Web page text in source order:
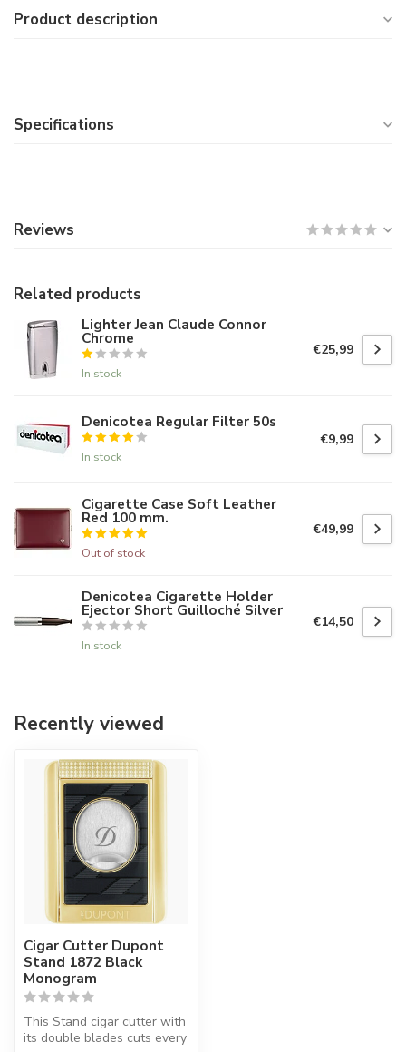
Product description
Specifications
Reviews
Related products
Lighter Jean Claude Connor
Chrome
In stock
€25,99
Denicotea Regular Filter 50s
In stock
€9,99
Cigarette Case Soft Leather
Red 100 mm.
Out of stock
€49,99
Denicotea Cigarette Holder
Ejector Short Guilloché Silver
In stock
€14,50
Recently viewed
Cigar Cutter Dupont
Stand 1872 Black
Monogram
This Stand cigar cutter with
its double blades cuts every